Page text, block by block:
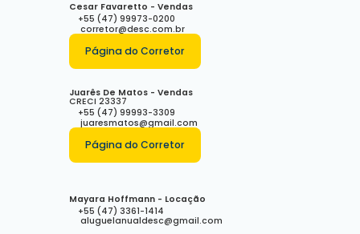
Cesar Favaretto - Vendas
+55 (47) 99973-0200
corretor@desc.com.br
Página do Corretor
Juarês De Matos - Vendas
CRECI 23337
+55 (47) 99993-3309
juaresmatos@gmail.com
Página do Corretor
Mayara Hoffmann - Locação
+55 (47) 3361-1414
aluguelanualdesc@gmail.com